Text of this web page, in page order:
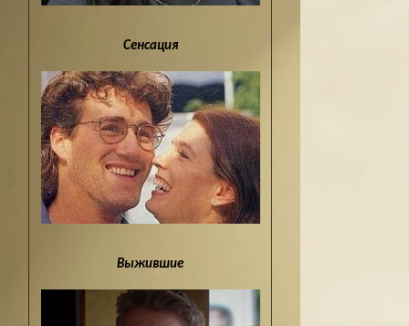
Сенсация
Выжившие